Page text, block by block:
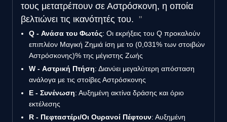
τους μετατρέπουν σε Αστρόσκονη, η οποία
βελτιώνει τις ικανότητές του.
Q - Ανάσα του Φωτός: Οι εκρήξεις του Q προκαλούν
επιπλέον Μαγική Ζημιά ίση με το (0,031% των στοιβών
Αστρόσκονης)% της μέγιστης Ζωής
W - Αστρική Πτήση: Διανύει μεγαλύτερη απόσταση
ανάλογα με τις στοίβες Αστρόσκονης
E - Συνένωση: Αυξημένη ακτίνα δράσης και όριο
εκτέλεσης
R - Πεφταστέρι/Οι Ουρανοί Πέφτουν: Αυξημένη